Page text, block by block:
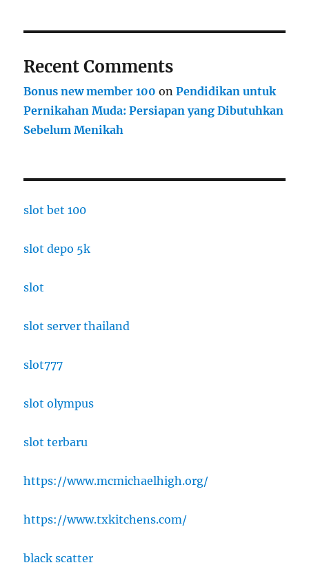
Recent Comments
Bonus new member 100 onPendidikan untuk
Pernikahan Muda: Persiapan yang Dibutuhkan
Sebelum Menikah
slot bet 100
slot depo 5k
slot
slot server thailand
slot777
slot olympus
slot terbaru
https://www.mcmichaelhigh.org/
https://www.txkitchens.com/
black scatter